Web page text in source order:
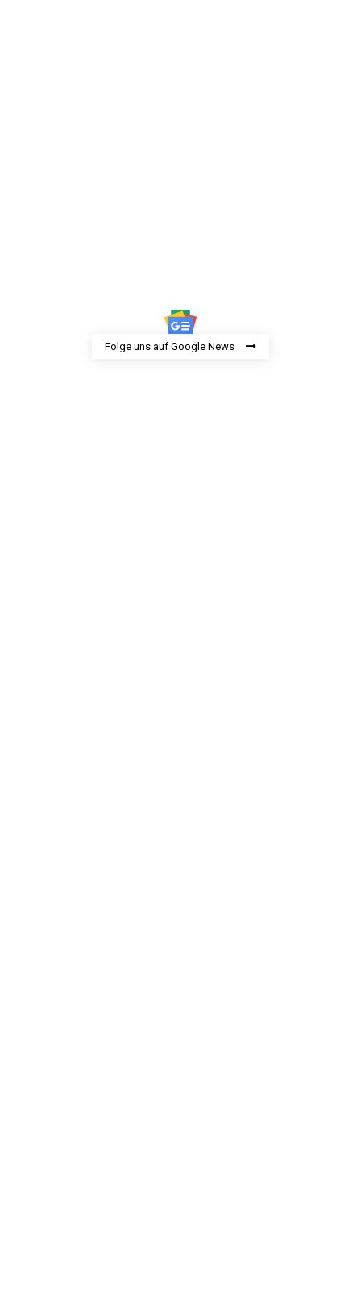
Folge uns auf Google News